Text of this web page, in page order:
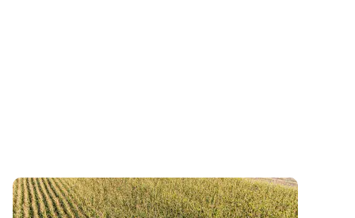
Maïs fourrage sous la sécheresse : les